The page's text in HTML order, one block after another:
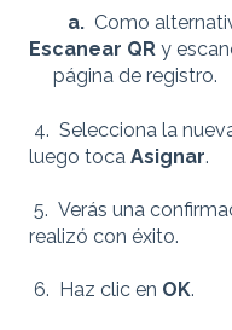
a. Como
Escanear QR y
página de registro.
4. Selecciona la
luego toca Asignar.
5. Verás una
realizó con éxito.
6. Haz clic en OK.